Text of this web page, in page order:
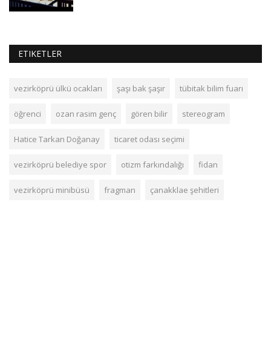
ETIKETLER
vezirköprü ülkü ocakları şaşı bak şaşır tübitak bilim fuarı
öğrenci ozan rasim genç gören bilir stereogram
Hatice Tarkan Doğanay ticaret odası seçimi
vezirköprü belediye spor otizm farkındalığı fidan
vezirköprü minibüsü fragman çanakklae şehitleri